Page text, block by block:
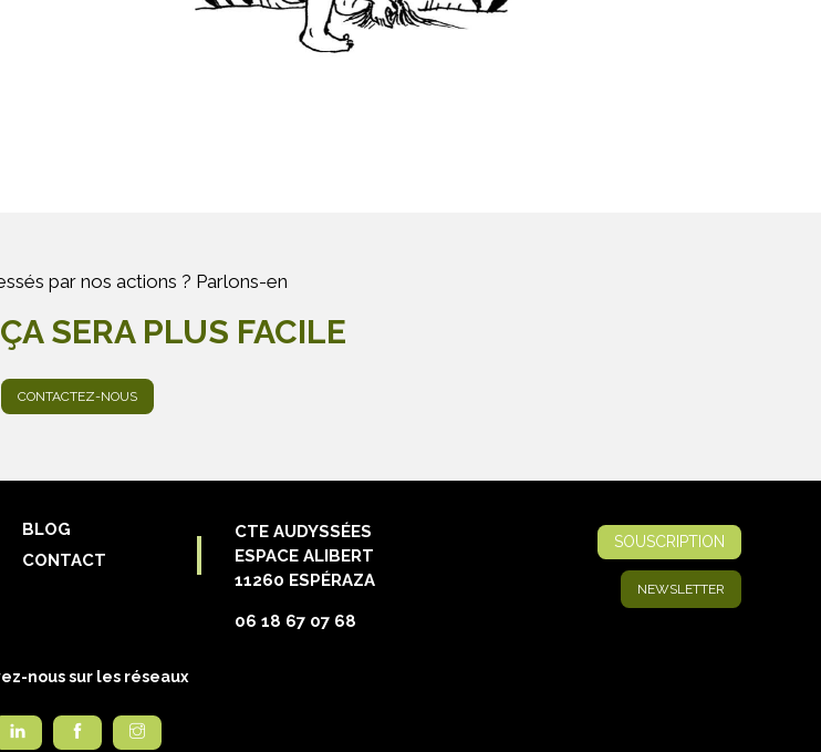
par nos actions ? Parlons-en
SERA PLUS FACILE
CONTACTEZ-NOUS
BLOG
CONTACT
CTE AUDYSSÉES
ESPACE ALIBERT
11260 ESPÉRAZA
06 18 67 07 68
SOUSCRIPTION
NEWSLETTER
nous sur les réseaux